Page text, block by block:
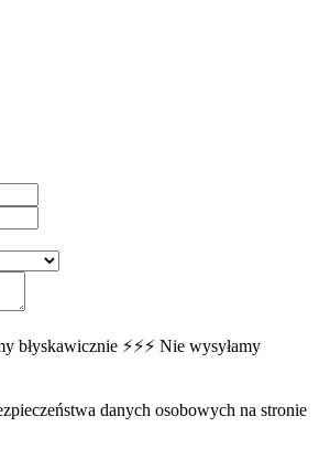
błyskawicznie ⚡⚡⚡ Nie wysyłamy
danych osobowych na stronie